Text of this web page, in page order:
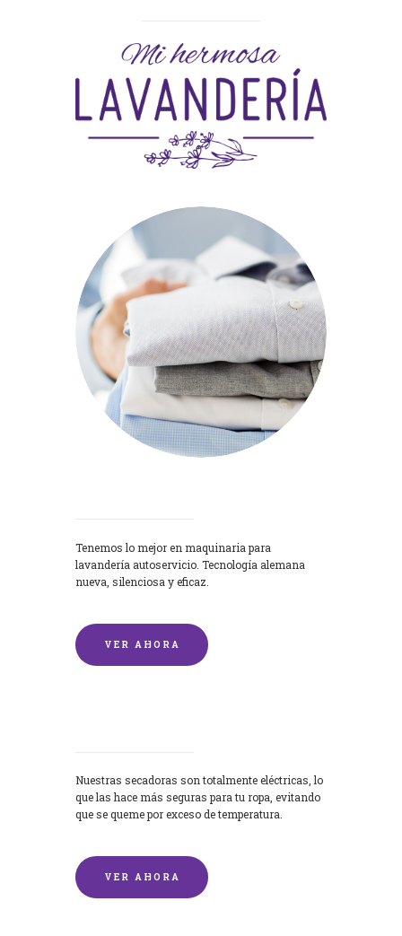
Tenemos lo mejor en maquinaria para
lavandería autoservicio. Tecnología alemana
nueva, silenciosa y eficaz.
VER AHORA
Nuestras secadoras son totalmente eléctricas, lo
que las hace más seguras para tu ropa, evitando
que se queme por exceso de temperatura.
VER AHORA